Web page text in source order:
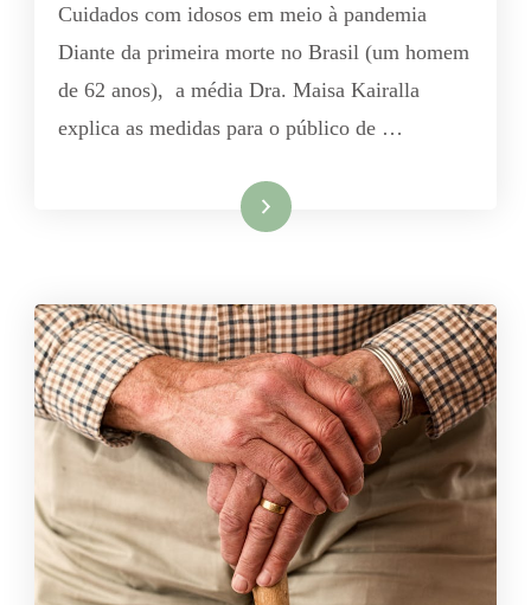
Cuidados com idosos em meio à pandemia
Diante da primeira morte no Brasil (um homem
de 62 anos), a média Dra. Maisa Kairalla
explica as medidas para o público de …
Leia mais